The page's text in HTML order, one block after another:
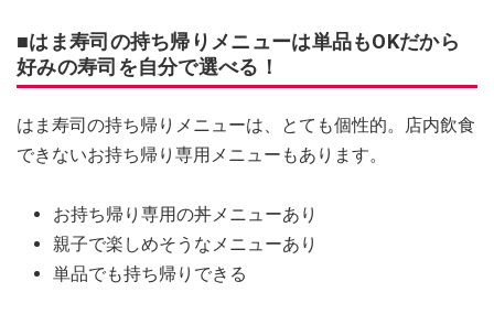
■はま寿司の持ち帰りメニューは単品もOKだから
好みの寿司を自分で選べる！
はま寿司の持ち帰りメニューは、とても個性的。店内飲食
できないお持ち帰り専用メニューもあります。
お持ち帰り専用の丼メニューあり
親子で楽しめそうなメニューあり
単品でも持ち帰りできる